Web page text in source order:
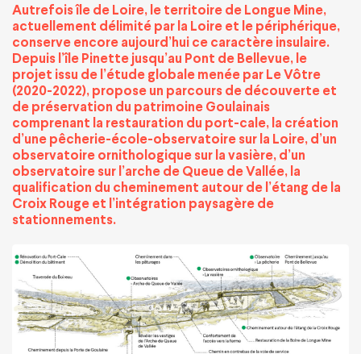
Autrefois île de Loire, le territoire de Longue Mine,
actuellement délimité par la Loire et le périphérique,
conserve encore aujourd’hui ce caractère insulaire.
Depuis l’île Pinette jusqu’au Pont de Bellevue, le
projet issu de l’étude globale menée par Le Vôtre
(2020-2022), propose un parcours de découverte et
de préservation du patrimoine Goulainais
comprenant la restauration du port-cale, la création
d’une pêcherie-école-observatoire sur la Loire, d’un
observatoire ornithologique sur la vasière, d’un
observatoire sur l’arche de Queue de Vallée, la
qualification du cheminement autour de l’étang de la
Croix Rouge et l’intégration paysagère de
stationnements.